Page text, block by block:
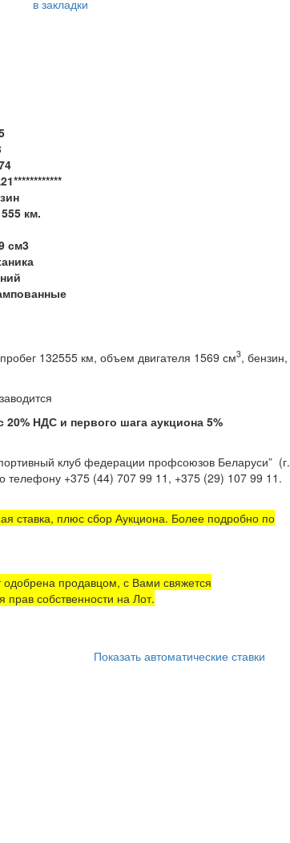
в закладки
км.
см3
132555 км, объем двигателя 1569 см3, бензин,
Не заводится
НДС и первого шага аукциона 5%
клуб федерации профсоюзов Беларуси” (г.
телефону +375 (44) 707 99 11, +375 (29) 107 99 11.
ставка, плюс сбор Аукциона. Более подробно по
продавцом, с Вами свяжется
собственности на Лот.
Показать автоматические ставки